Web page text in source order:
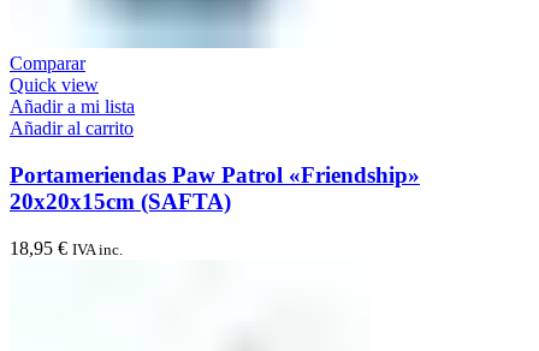
Comparar
Quick view
Añadir a mi lista
Añadir al carrito
Portameriendas Paw Patrol «Friendship»
20x20x15cm (SAFTA)
18,95 € IVA inc.